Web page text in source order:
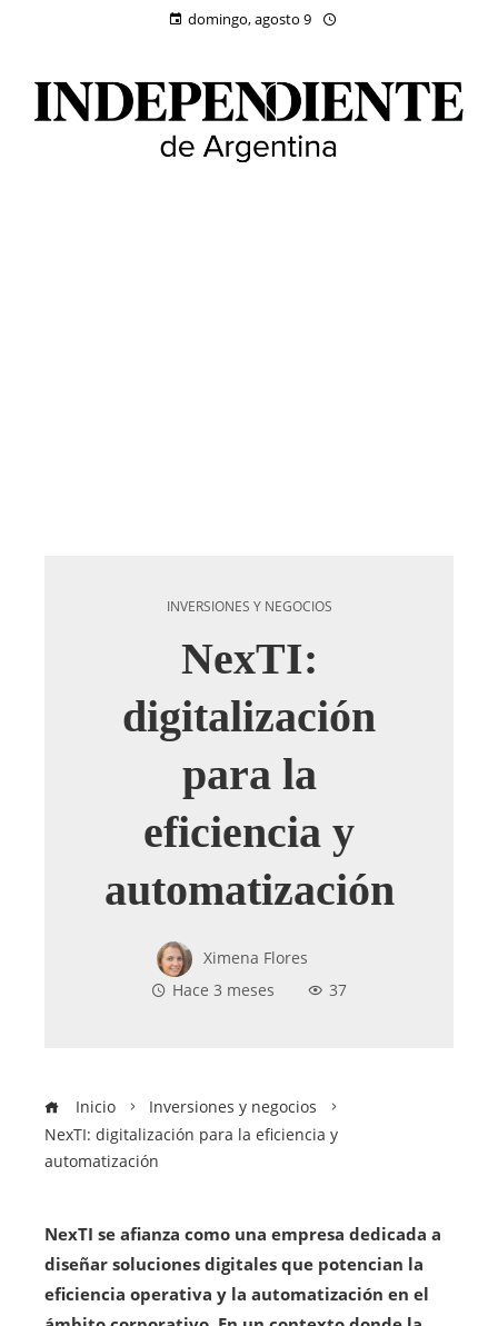
domingo, agosto 9
INVERSIONES Y NEGOCIOS
NexTI:
digitalización
para la
eficiencia y
automatización
Ximena Flores
Hace 3 meses
37
Inicio
Inversiones y negocios
NexTI: digitalización para la eficiencia y
automatización
NexTI se afianza como una empresa dedicada a
diseñar soluciones digitales que potencian la
eficiencia operativa y la automatización en el